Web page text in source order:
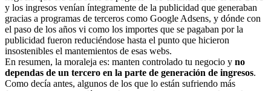
y los ingresos venían íntegramente de la publicidad que generaban
gracias a programas de terceros como Google Adsens, y dónde con
el paso de los años vi como los importes que se pagaban por la
publicidad fueron reduciéndose hasta el punto que hicieron
insostenibles el mantemientos de esas webs.
En resumen, la moraleja es: manten controlado tu negocio y no
dependas de un tercero en la parte de generación de ingresos.
Como decía antes, algunos de los que lo están sufriendo más